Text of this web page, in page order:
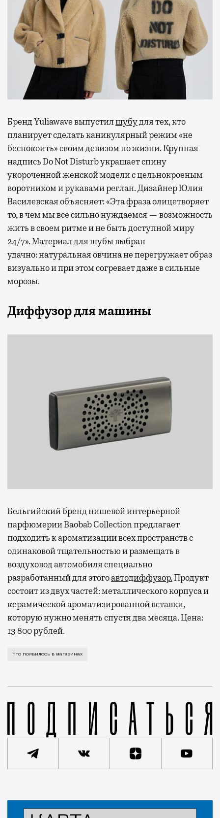
Бренд Yuliawave выпустилшубудля тех, кто
планирует сделать каникулярный режим «не
беспокоить» своим девизом по жизни. Крупная
надпись Do Not Disturb украшает спину
укороченной женской модели с цельнокроеным
воротником и рукавами реглан. Дизайнер Юлия
Василевская объясняет: «Эта фраза олицетворяет
то, в чем мы все сильно нуждаемся — возможность
жить в своем ритме и не быть доступной миру
24/7». Материал для шубы выбран
удачно: натуральная овчина не перегружает образ
визуально и при этом согревает даже в сильные
морозы.
Диффузор для машины
Бельгийский бренд нишевой интерьерной
парфюмерии Baobab Collection предлагает
подходить к ароматизации всех пространств с
одинаковой тщательностью и размещать в
воздуховод автомобиля специально
разработанный для этогоавтодиффузор.Продукт
состоит из двух частей: металлического корпуса и
керамической ароматизированной вставки,
которую нужно менять спустя два месяца. Цена:
13 800 рублей.
А также подвеска-батарея, ночник в виде дома
Что появилось в магазинах
Статья
Красота и здоровье
Тоня Голубева